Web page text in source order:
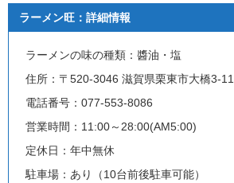
ラーメン旺：詳細情報
ラーメンの味の種類：醬油・塩
住所：〒520-3046 滋賀県栗東市大橋3-
電話番号：077-553-8086
営業時間： 11:00～28:00(AM5:00)
定休日： 年中無休
駐車場：あり（ 10台前後駐車可能）